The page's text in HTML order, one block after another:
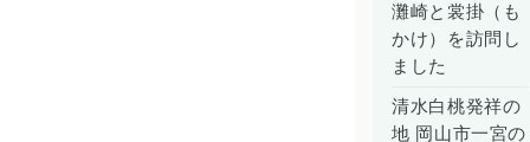
灘崎と裳掛（も
かけ）を訪問し
ました
清水白桃発祥の
地 岡山市一宮の